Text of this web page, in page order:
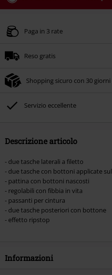
Valido fino al 09/08/2026
Una volta inserito il codice
Non cumulabile con altre offerte Codici
Rammstein, (Till) Lindemann, Böhse
Hosen, Metality, Funko Pop!, i Buoni
Paga in 3 rate
Reso gratis
Shopping sicuro con 30
Servizio eccellente
Descrizione articolo
- due tasche laterali a filetto
- due tasche con bottoni applicate
- pattina con bottoni nascosti
- regolabili con fibbia in vita
- passanti per cintura
- due tasche posteriori con bottone
- effetto ripstop
Informazioni